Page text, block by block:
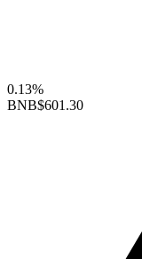
0.13%
BNB$601.30